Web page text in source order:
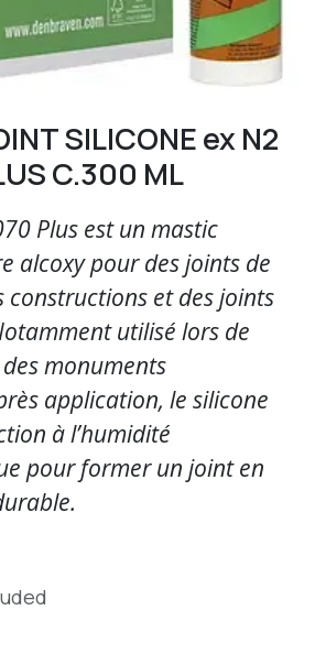
SILICONE ex N2
C.300 ML
Plus est un mastic
alcoxy pour des joints de
constructions et des joints
utilisé lors de
monuments
application, le silicone
à l’humidité
pour former un joint en